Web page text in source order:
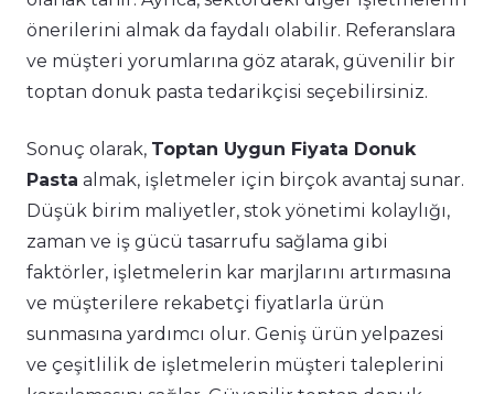
önerilerini almak da faydalı olabilir. Referanslara
ve müşteri yorumlarına göz atarak, güvenilir bir
toptan donuk pasta tedarikçisi seçebilirsiniz.
Sonuç olarak, Toptan Uygun Fiyata Donuk
Pasta almak, işletmeler için birçok avantaj sunar.
Düşük birim maliyetler, stok yönetimi kolaylığı,
zaman ve iş gücü tasarrufu sağlama gibi
faktörler, işletmelerin kar marjlarını artırmasına
ve müşterilere rekabetçi fiyatlarla ürün
sunmasına yardımcı olur. Geniş ürün yelpazesi
ve çeşitlilik de işletmelerin müşteri taleplerini